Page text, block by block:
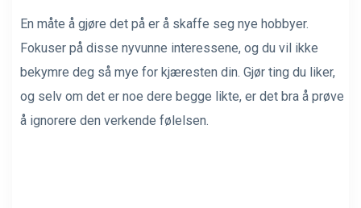
En måte å gjøre det på er å skaffe seg nye hobbyer.
Fokuser på disse nyvunne interessene, og du vil ikke
bekymre deg så mye for kjæresten din. Gjør ting du liker,
og selv om det er noe dere begge likte, er det bra å prøve
å ignorere den verkende følelsen.